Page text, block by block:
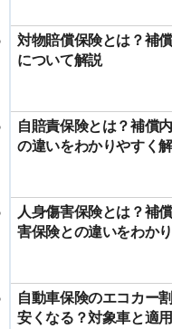
対物賠償保険とは？補
について解説
自賠責保険とは？補償
の違いをわかりやすく
人身傷害保険とは？補
害保険との違いをわか
自動車保険のエコカー
安くなる？対象車と適